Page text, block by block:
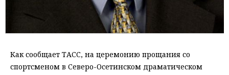
Как сообщает ТАСС, на церемонию прощания со
спортсменом в Северо-Осетинском драматическом